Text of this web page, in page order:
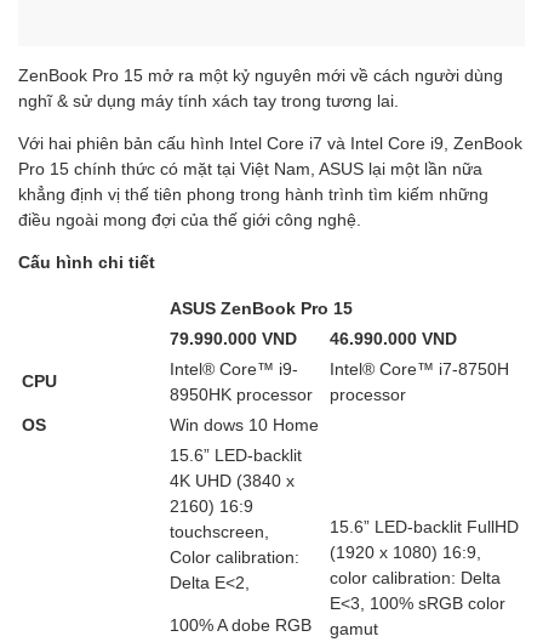
ZenBook Pro 15 mở ra một kỷ nguyên mới về cách người dùng
nghĩ & sử dụng máy tính xách tay trong tương lai.
Với hai phiên bản cấu hình Intel Core i7 và Intel Core i9, ZenBook
Pro 15 chính thức có mặt tại Việt Nam, ASUS lại một lần nữa
khẳng định vị thế tiên phong trong hành trình tìm kiếm những
điều ngoài mong đợi của thế giới công nghệ.
Cấu hình chi tiết
ASUS ZenBook Pro 15
79.990.000 VND
46.990.000 VND
CPU
Intel® Core™ i9-
8950HK processor
Intel® Core™ i7-8750H
processor
OS
Win dows 10 Home
15.6” LED-backlit
4K UHD (3840 x
2160) 16:9
touchscreen,
Color calibration:
Delta E<2,
100% A dobe RGB
15.6” LED-backlit FullHD
(1920 x 1080) 16:9,
color calibration: Delta
E<3, 100% sRGB color
gamut